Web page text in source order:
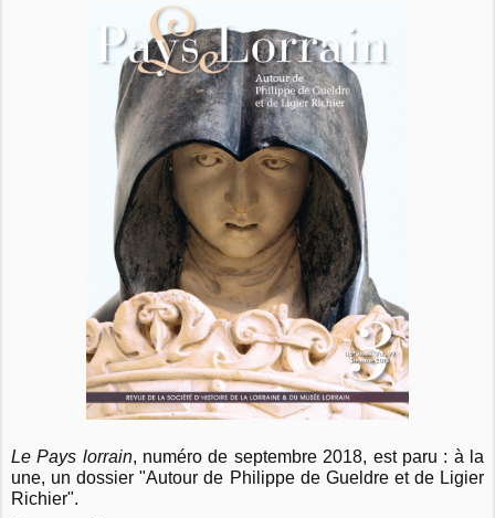
Le Pays lorrain, numéro de septembre 2018, est paru : à la
une, un dossier "Autour de Philippe de Gueldre et de Ligier
Richier".